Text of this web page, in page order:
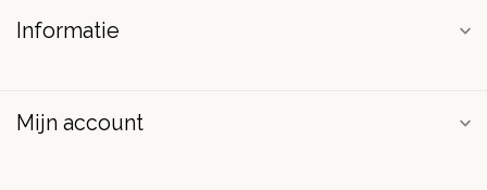
Informatie
Mijn account